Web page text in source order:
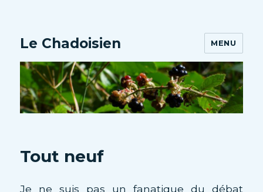
Le Chadoisien MENU
Tout neuf
Je ne suis pas un fanatique du débat